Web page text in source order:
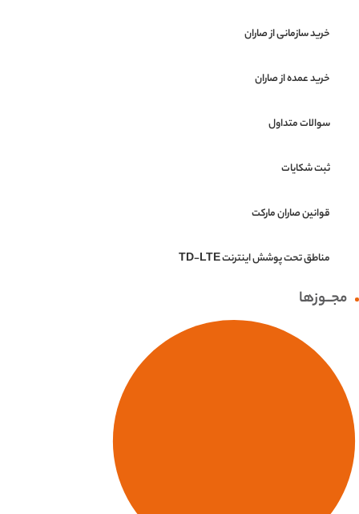
خرید سازمانی از صاران
خرید عمده از صاران
سوالات متداول
ثبت شکایات
قوانین صاران مارکت
مناطق تحت پوشش اینترنت TD-LTE
مجــوزها